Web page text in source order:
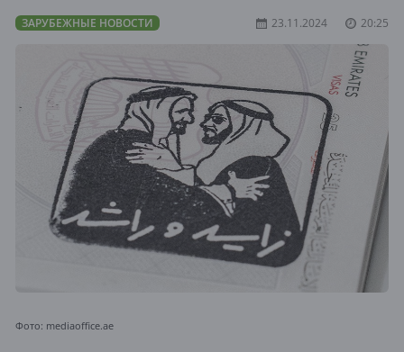
ЗАРУБЕЖНЫЕ НОВОСТИ 23.11.2024 20:25
Фото: mediaoffice.ae